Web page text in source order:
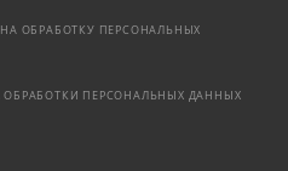
ОБРАБОТКУ ПЕРСОНАЛЬНЫХ
ОБРАБОТКИ ПЕРСОНАЛЬНЫХ ДАННЫХ